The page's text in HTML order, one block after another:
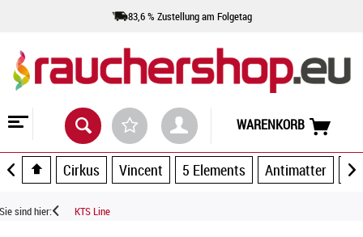
83,6 % Zustellung am Folgetag
WARENKORB
Cirkus Vincent 5 Elements Antimatter
Sie sind hier: KTS Line